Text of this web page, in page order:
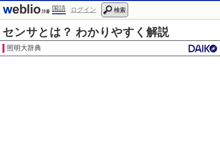
国語 ログイン 検索
センサとは？ わかりやすく解説
照明大辞典